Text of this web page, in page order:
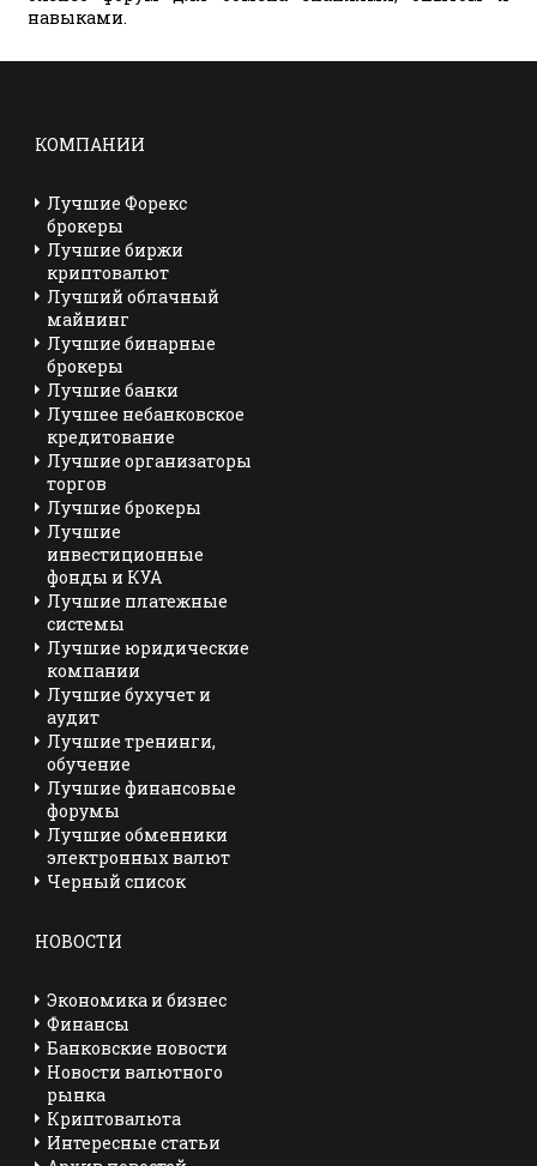
навыками.
КОМПАНИИ
Лучшие Форекс
брокеры
Лучшие биржи
криптовалют
Лучший облачный
майнинг
Лучшие бинарные
брокеры
Лучшие банки
Лучшее небанковское
кредитование
Лучшие организаторы
торгов
Лучшие брокеры
Лучшие
инвестиционные
фонды и КУА
Лучшие платежные
системы
Лучшие юридические
компании
Лучшие бухучет и
аудит
Лучшие тренинги,
обучение
Лучшие финансовые
форумы
Лучшие обменники
электронных валют
Черный список
НОВОСТИ
Экономика и бизнес
Финансы
Банковские новости
Новости валютного
рынка
Криптовалюта
Интересные статьи